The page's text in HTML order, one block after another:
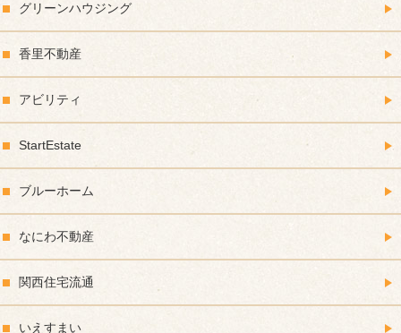
グリーンハウジング
香里不動産
アビリティ
StartEstate
ブルーホーム
なにわ不動産
関西住宅流通
いえすまい